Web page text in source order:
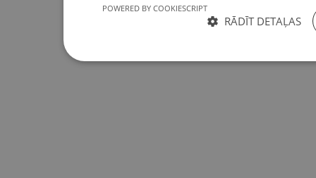
RĀDĪT DETAĻAS
POWERED BY COOKIESCRIPT